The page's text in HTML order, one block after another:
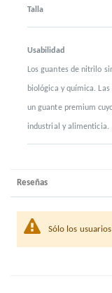
Talla
Usabilidad
Los guantes de nitrilo
biológica y química.
un guante premium
industrial y alimenticia.
Reseñas
Sólo los